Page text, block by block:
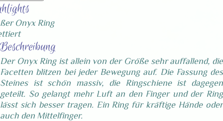
Onyx Ring
Beschreibung
Der Onyx Ring ist allein von der Größe sehr auffallend, die
Facetten blitzen bei jeder Bewegung auf. Die Fassung des
Steines ist schön massiv, die Ringschiene ist dagegen
geteilt. So gelangt mehr Luft an den Finger und der Ring
lässt sich besser tragen. Ein Ring für kräftige Hände oder
auch den Mittelfinger.